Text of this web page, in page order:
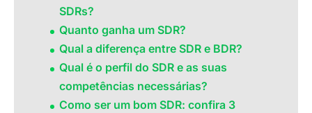
SDRs?
Quanto ganha um SDR?
Qual a diferença entre SDR e BDR?
Qual é o perfil do SDR e as suas
competências necessárias?
Como ser um bom SDR: confira 3